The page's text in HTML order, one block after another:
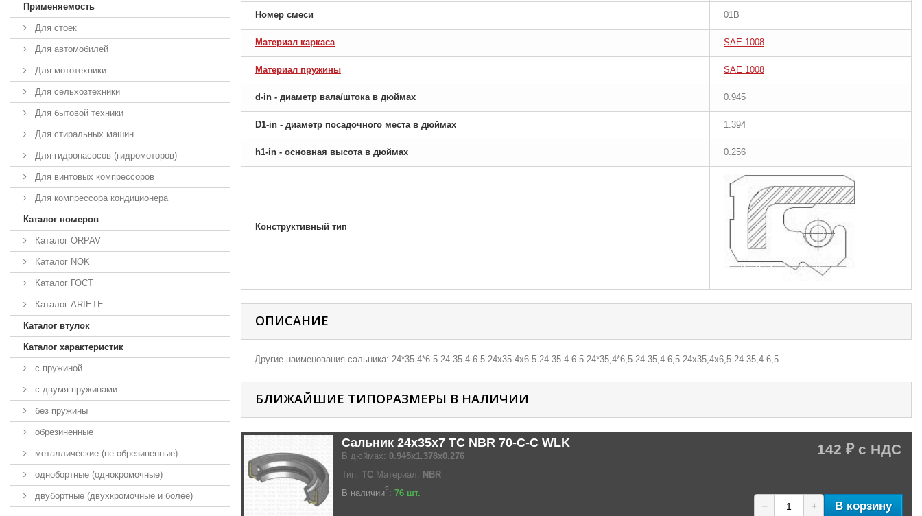
Применяемость
Для стоек
Для автомобилей
Для мототехники
Для сельхозтехники
Для бытовой техники
Для стиральных машин
Для гидронасосов (гидромоторов)
Для винтовых компрессоров
Для компрессора кондиционера
Каталог номеров
Каталог ORPAV
Каталог NOK
Каталог ГОСТ
Каталог ARIETE
Каталог втулок
Каталог характеристик
с пружиной
с двумя пружинами
без пружины
обрезиненные
металлические (не обрезиненные)
однобортные (однокромочные)
двубортные (двухкромочные и более)
Номер смеси 01B
Материал каркаса SAE 1008
Материал пружины SAE 1008
d-in - диаметр вала/штока в дюймах 0.945
D1-in - диаметр посадочного места в дюймах 1.394
h1-in - основная высота в дюймах 0.256
Конструктивный тип
ОПИСАНИЕ
Другие наименования сальника: 24*35.4*6.5 24-35.4-6.5 24х35.4х6.5 24 35.4 6.5 24*35,4*6,5 24-35,4-6,5 24х35,4х6,5 24 35,4 6,5
БЛИЖАЙШИЕ ТИПОРАЗМЕРЫ В НАЛИЧИИ
Сальник 24x35x7 TC NBR 70-C-C WLK
В дюймах: 0.945x1.378x0.276
Тип: TC Материал: NBR
В наличии?: 76 шт.
142 ₽
− + В корзину